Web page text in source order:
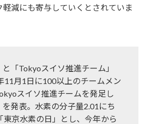
減にも寄与していくとされていま
と「Tokyoスイソ推進チーム」
11月1日に100以上のチームメン
スイソ推進チームを発足し
を発表。水素の分子量2.01にち
東京水素の日」とし、今年から